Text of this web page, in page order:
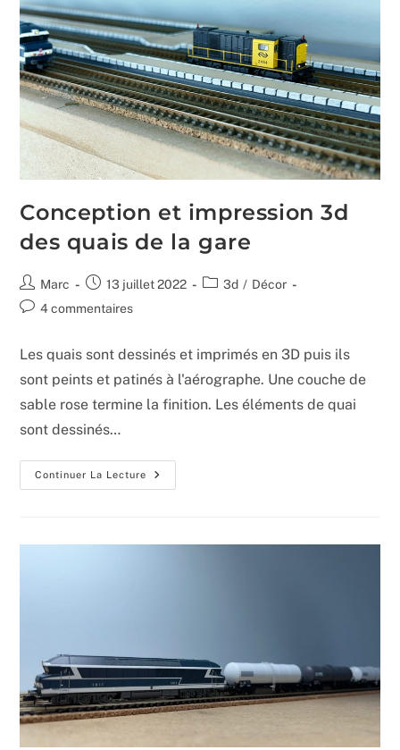
Gass
9-
16
SNCF
Conception et impression 3d
des quais de la gare
Auteur/autrice
de
Marc
Publication
publiée :
13 juillet 2022
Post3d / Décor
Commentaires
publication :
4 commentaires
Les quais sont dessinés et imprimés en 3D puis ils
sont peints et patinés à l'aérographe. Une couche de
sable rose termine la finition. Les éléments de quai
sont dessinés…
Continuer La Lecture
Conception
Et